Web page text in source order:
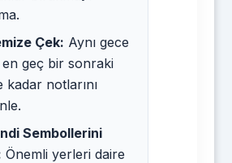
Çek: Aynı gece
geç bir sonraki
kadar notlarını
Sembollerini
Önemli yerleri daire